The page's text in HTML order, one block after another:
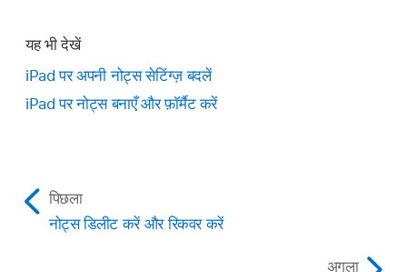
यह भी देखें
iPad पर अपनी नोट्स सेटिंग्ज़ बदलें
iPad पर नोट्स बनाएँ और फ़ॉर्मैट करें
पिछला
नोट्स डिलीट करें और रिकवर करें
अगला